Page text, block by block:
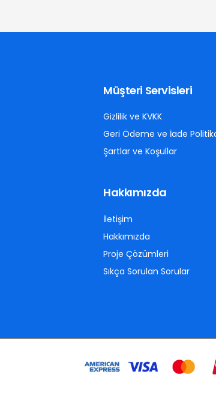
Müşteri Servisleri
Gizlilik ve KVKK
Geri Ödeme ve İade
Şartlar ve Koşullar
Hakkımızda
İletişim
Hakkımızda
Proje Çözümleri
Sıkça Sorulan Sorular